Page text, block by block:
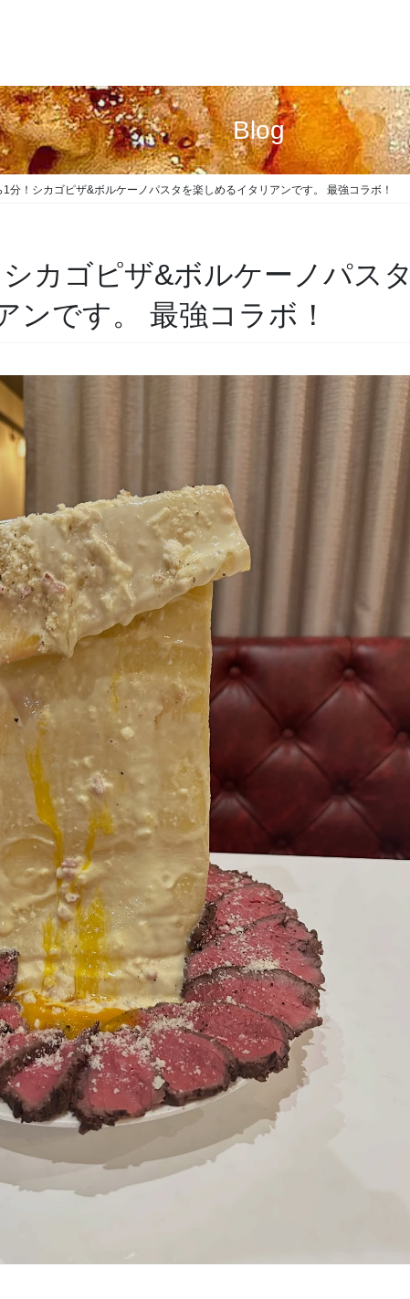
Blog
分！シカゴピザ&ボルケーノパスタを楽しめるイタリアンです。 最強コラボ！
カゴピザ&ボルケーノパスタ
ンです。 最強コラボ！